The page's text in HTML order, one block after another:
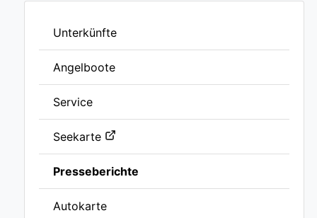
Unterkünfte
Angelboote
Service
Seekarte
Presseberichte
Autokarte